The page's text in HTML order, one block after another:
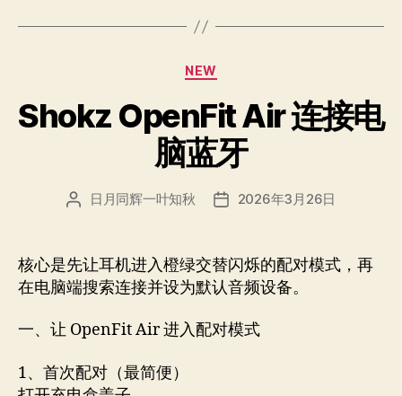
分
NEW
Shokz OpenFit Air 连接电
脑蓝牙
文
者
日月同辉一叶知秋
发
期
2026年3月26日
核心是先让耳机进入橙绿交替闪烁的配对模式，再
在电脑端搜索连接并设为默认音频设备。
一、让 OpenFit Air 进入配对模式
1、首次配对（最简便）